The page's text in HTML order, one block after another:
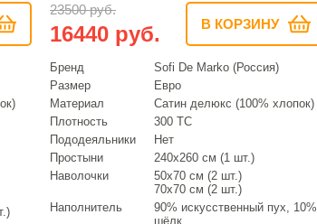
23500 руб.
16440 руб. В КОРЗИНУ
Бренд
Sofi De Marko (Россия)
Размер
Евро
Материал
Сатин делюкс (100% хлопок)
Плотность
300 ТС
Пододеяльники
Нет
Простыни
240х260 см (1 шт.)
Наволочки
50х70 см (2 шт.)
70х70 см (2 шт.)
Наполнитель
90% искусственный пух, 10%
шёлк